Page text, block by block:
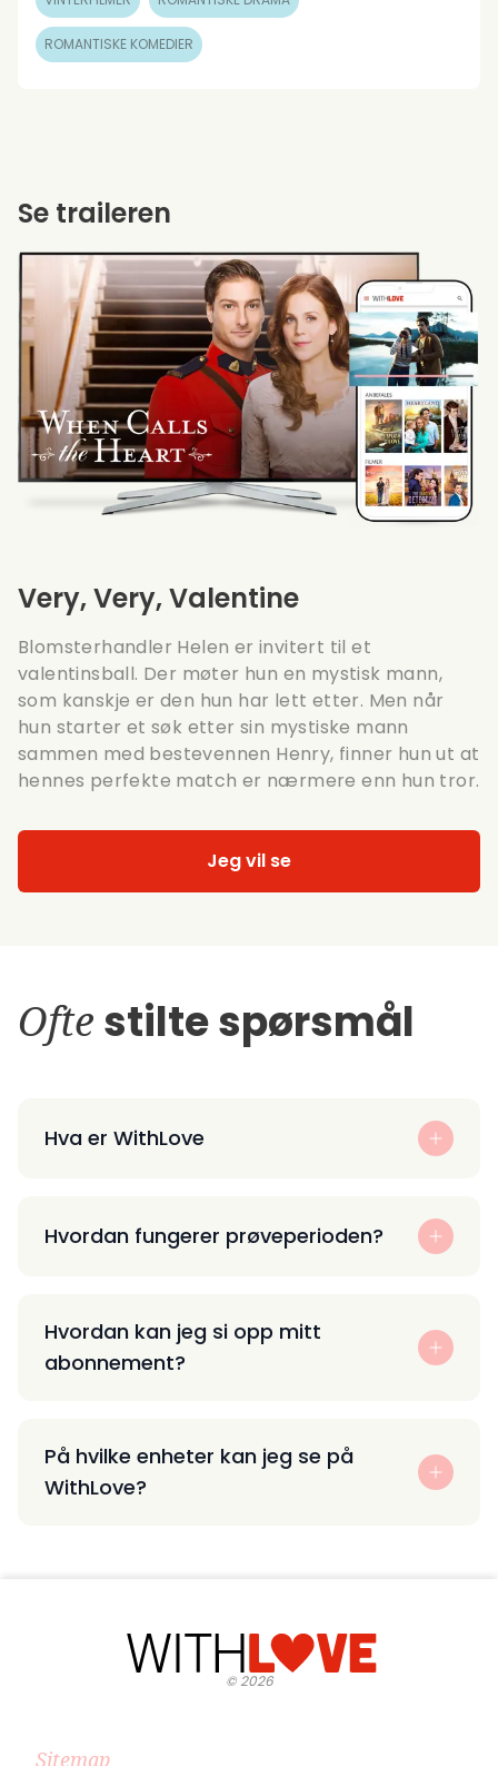
ROMANTISKE KOMEDIER
Very, Very, Valentine
Blomsterhandler Helen er invitert til et
valentinsball. Der møter hun en mystisk mann,
som kanskje er den hun har lett etter. Men når
hun starter et søk etter sin mystiske mann
sammen med bestevennen Henry, finner hun ut at
hennes perfekte match er nærmere enn hun tror.
Jeg vil se
Se traileren
Ofte stilte spørsmål
Hva er WithLove
Hvordan fungerer prøveperioden?
Hvordan kan jeg si opp mitt
abonnement?
På hvilke enheter kan jeg se på
WithLove?
©2026
Sitemap